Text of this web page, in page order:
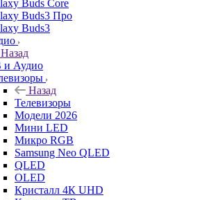
Buds Core
Buds3 Про
Buds3
Назад
и Аудио
Назад
Телевизоры
Модели 2026
Мини LED
Микро RGB
Samsung Neo QLED
QLED
OLED
Кристалл 4К UHD